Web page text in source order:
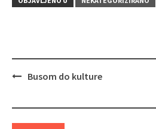
Busom do kulture